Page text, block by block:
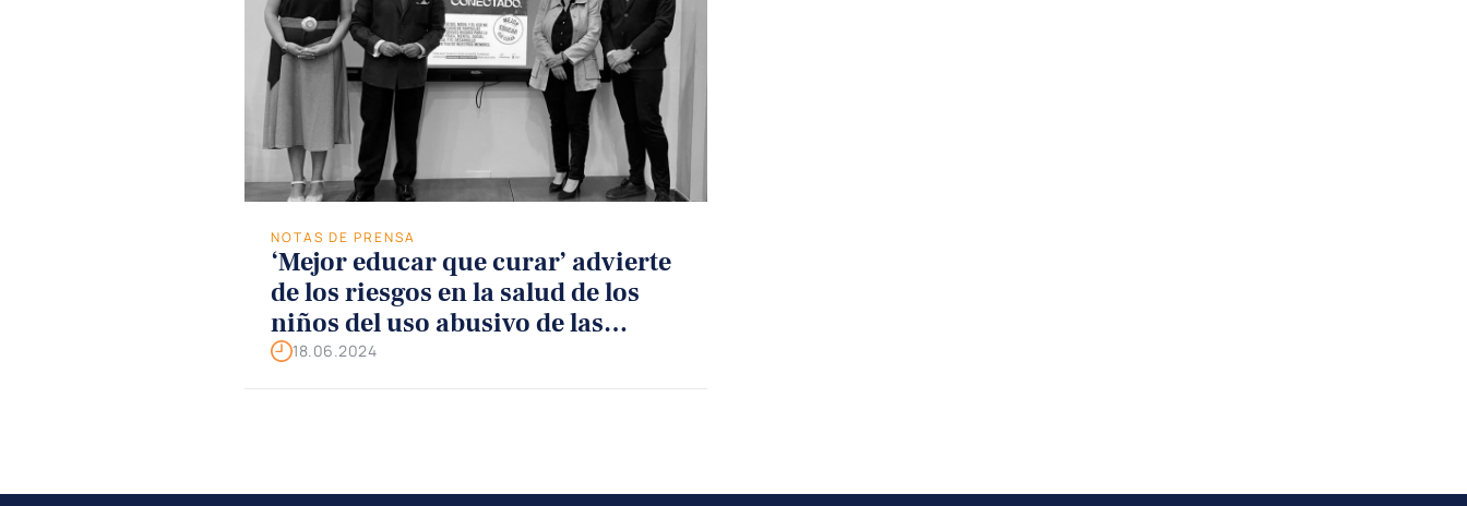
NOTAS DE PRENSA
‘Mejor educar que curar’ advierte
de los riesgos en la salud de los
niños del uso abusivo de las
pantallas
18.06.2024